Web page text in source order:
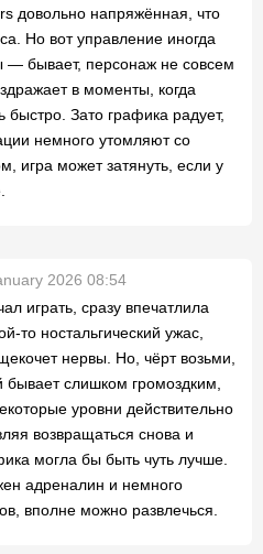
довольно напряжённая, что
Но вот управление иногда
— бывает, персонаж не совсем
в моменты, когда
быстро. Зато графика радует,
немного утомляют со
игра может затянуть, если у
2026 08:54
играть, сразу впечатлила
то ностальгический ужас,
нервы. Но, чёрт возьми,
бывает слишком громоздким,
уровни действительно
возвращаться снова и
могла бы быть чуть лучше.
адреналин и немного
вполне можно развлечься.